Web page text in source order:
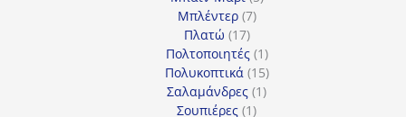
Μπλέντερ 77
Πλατώ 1717
προϊόντα
Πολτοποιητές 11
προϊόν
Πολυκοπτικά 1515
προϊόντα
Σαλαμάνδρες 11
Σουπιέρες 11